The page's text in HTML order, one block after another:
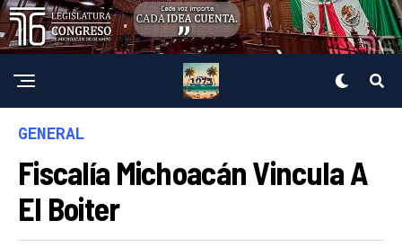
GENERAL
Fiscalía Michoacán Vincula A
El Boiter